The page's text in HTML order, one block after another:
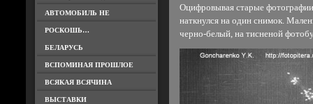
АВТОМОБИЛЬ НЕ
РОСКОШЬ…
БЕЛАРУСЬ
ВСПОМИНАЯ ПРОШЛОЕ
ВСЯКАЯ ВСЯЧИНА
ВЫСТАВКИ
Оцифровывая старые
наткнулся на один снимок.
черно-белый, на тисненой